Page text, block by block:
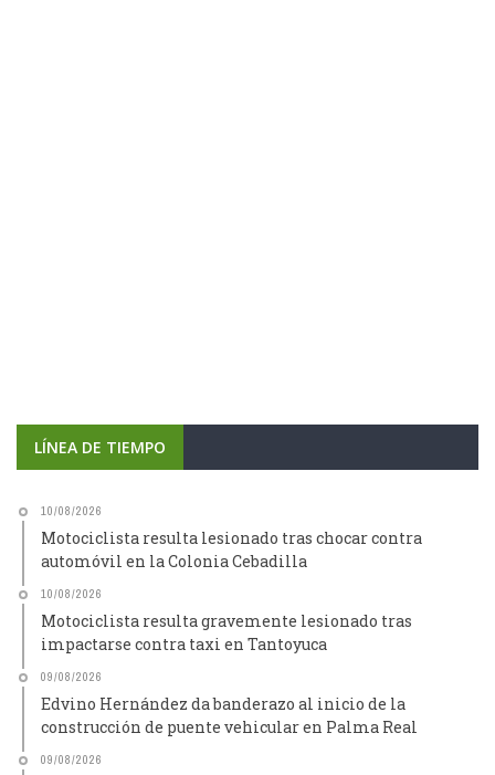
LÍNEA DE TIEMPO
10/08/2026
Motociclista resulta lesionado tras chocar contra
automóvil en la Colonia Cebadilla
10/08/2026
Motociclista resulta gravemente lesionado tras
impactarse contra taxi en Tantoyuca
09/08/2026
Edvino Hernández da banderazo al inicio de la
construcción de puente vehicular en Palma Real
09/08/2026